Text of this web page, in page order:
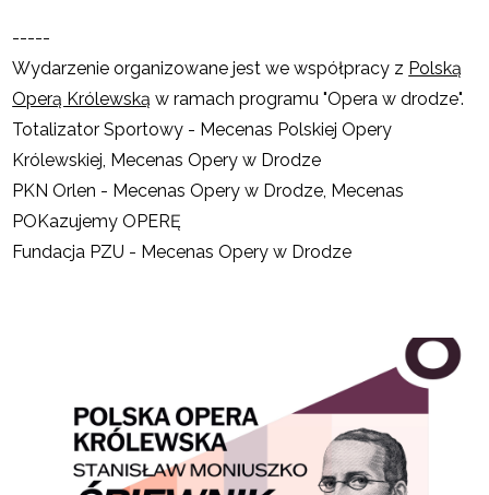
-----
Wydarzenie organizowane jest we współpracy z Polską
Operą Królewską w ramach programu "Opera w drodze".
Totalizator Sportowy - Mecenas Polskiej Opery
Królewskiej, Mecenas Opery w Drodze
PKN Orlen - Mecenas Opery w Drodze, Mecenas
POKazujemy OPERĘ
Fundacja PZU - Mecenas Opery w Drodze